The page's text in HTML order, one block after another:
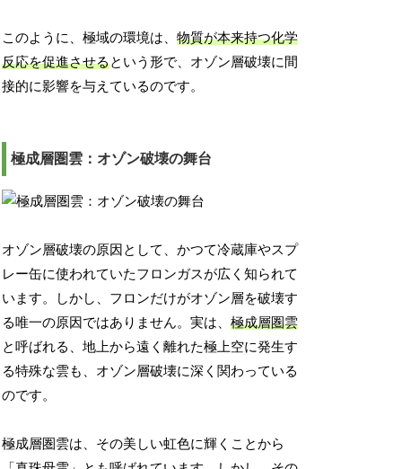
このように、極域の環境は、物質が本来持つ化学
反応を促進させるという形で、オゾン層破壊に間
接的に影響を与えているのです。
極成層圏雲：オゾン破壊の舞台
オゾン層破壊の原因として、かつて冷蔵庫やスプ
レー缶に使われていたフロンガスが広く知られて
います。しかし、フロンだけがオゾン層を破壊す
る唯一の原因ではありません。実は、極成層圏雲
と呼ばれる、地上から遠く離れた極上空に発生す
る特殊な雲も、オゾン層破壊に深く関わっている
のです。
極成層圏雲は、その美しい虹色に輝くことから